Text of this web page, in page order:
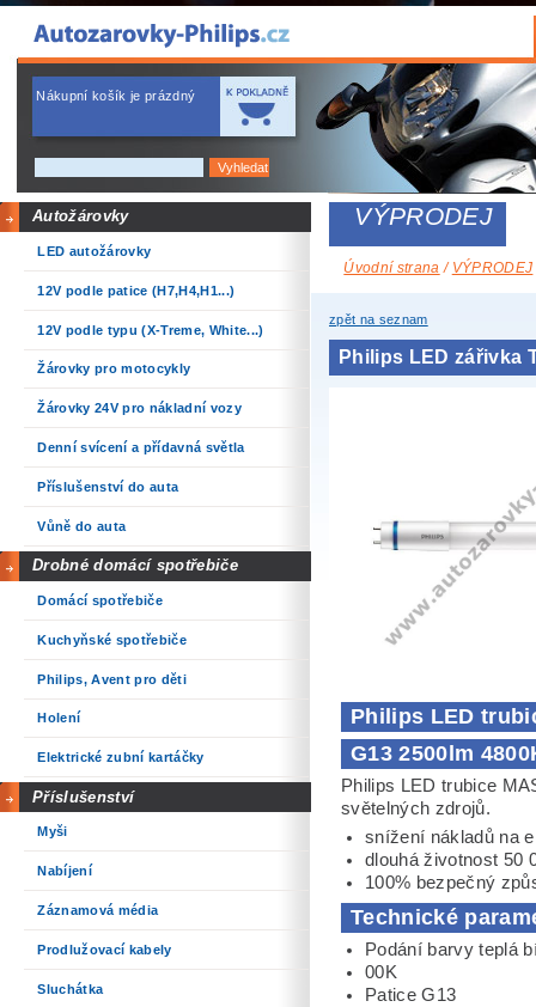
Nákupní košík je prázdný
Autožárovky
LED autožárovky
12V podle patice (H7,H4,H1...)
12V podle typu (X-Treme, White...)
Žárovky pro motocykly
Žárovky 24V pro nákladní vozy
Denní svícení a přídavná světla
Příslušenství do auta
Vůně do auta
Drobné domácí spotřebiče
Domácí spotřebiče
Kuchyňské spotřebiče
Philips, Avent pro děti
Holení
Elektrické zubní kartáčky
Příslušenství
Myši
Nabíjení
Záznamová média
Prodlužovací kabely
Sluchátka
VÝPRODEJ
Úvodní strana / VÝPRODEJ
zpět na seznam
Philips LED zářivka
Philips LED
G13 2500lm
Philips LED trubice
světelných zdrojů.
snížení nákladů na
dlouhá životnost 50
100% bezpečný
Technické
Podání barvy teplá
00K
Patice G13